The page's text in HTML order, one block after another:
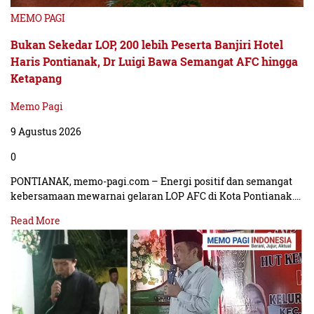
generasi yang sehat, tangguh, dan cerdas,” lanjutnya.
Pj Bupati berharap program sekolah sehat ini dapat
berjalan di semua sekolah di Kabupaten Bangkalan
melalui komitmen bersama. Ia juga mengapresiasi
ini.
“Saya mengucapkan terima kasih kepada semua pihak
yang telah mendukung program sekolah sehat ini, baik
dari pemerintah, swasta, maupun masyarakat. Semoga
program ini dapat memberikan manfaat bagi siswa dan
guru, serta menjadi contoh bagi daerah lain,” harapnya.
(dri)
MEMO PAGI
Bukan Sekedar LOP, 200 lebih Peserta Banjiri Hotel
Haris Pontianak, Dr Luigi Bawa Semangat AFC hingga
Ketapang
Memo Pagi
9 Agustus 2026
0
PONTIANAK, memo-pagi.com – Energi positif dan semangat
kebersamaan mewarnai gelaran LOP AFC di Kota Pontianak.…
Read More